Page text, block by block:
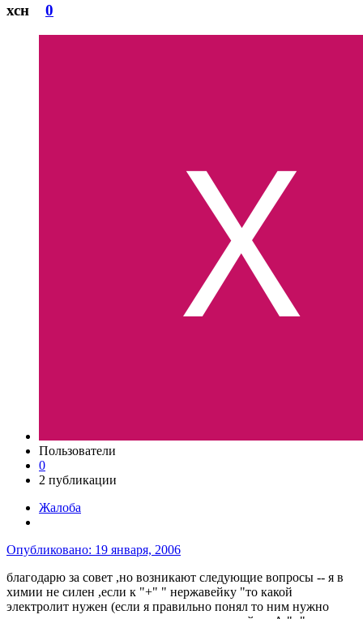
хсн 0
Пользователи
0
2 публикации
Жалоба
Опубликовано: 19 января, 2006
благодарю за совет ,но возникают следующие вопросы -- я в
химии не силен ,если к "+" " нержавейку "то какой
электролит нужен (если я правильно понял то ним нужно